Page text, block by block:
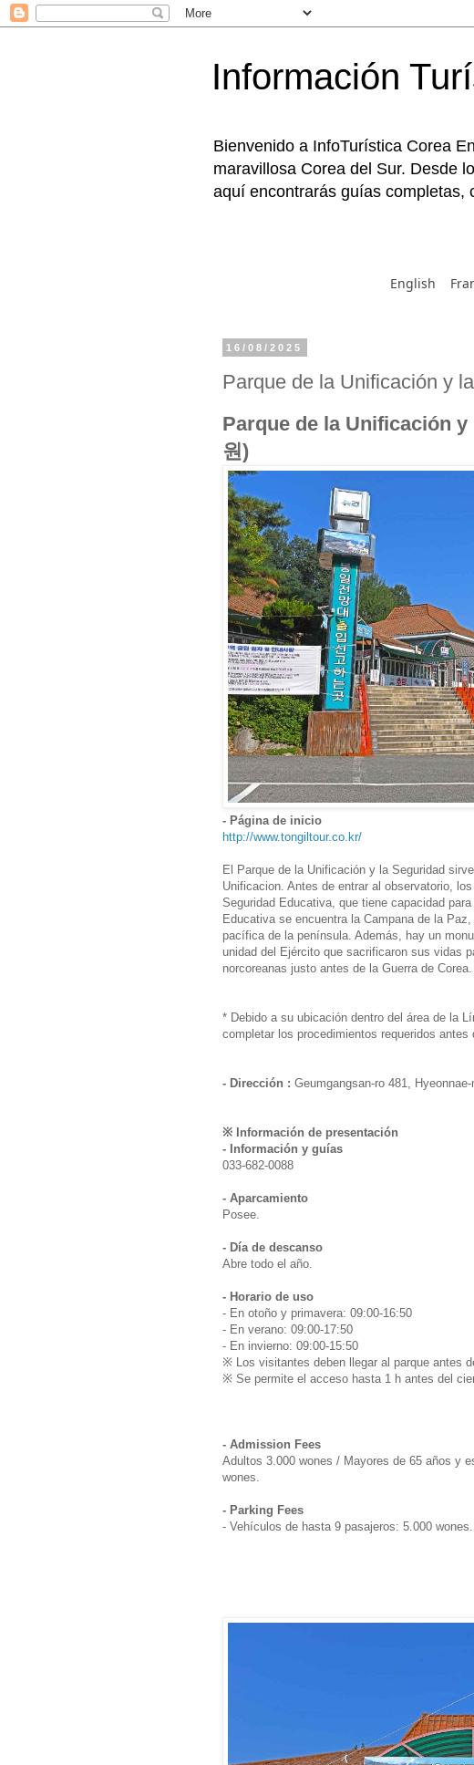
Información
Bienvenido a InfoTurística Corea
maravillosa Corea del Sur. Desde
aquí encontrarás guías completas,
English
16/08/2025
Parque de la Unificación y
Parque de la Unificación
원)
- Página de inicio
http://www.tongiltour.co.kr/
El Parque de la Unificación y la Seguridad
Unificacion. Antes de entrar al observatorio,
Seguridad Educativa, que tiene capacidad
Educativa se encuentra la Campana de la
pacífica de la península. Además, hay un
unidad del Ejército que sacrificaron sus vidas
norcoreanas justo antes de la Guerra de Corea.
* Debido a su ubicación dentro del área de la
completar los procedimientos requeridos antes
- Dirección : Geumgangsan-ro 481,
※ Información de presentación
- Información y guías
033-682-0088
- Aparcamiento
Posee.
- Día de descanso
Abre todo el año.
- Horario de uso
- En otoño y primavera: 09:00-16:50
- En verano: 09:00-17:50
- En invierno: 09:00-15:50
※ Los visitantes deben llegar al parque antes
※ Se permite el acceso hasta 1 h antes del
- Admission Fees
Adultos 3.000 wones / Mayores de 65 años y
wones.
- Parking Fees
- Vehículos de hasta 9 pasajeros: 5.000 wones.